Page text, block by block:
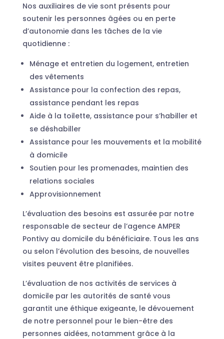
Nos auxiliaires de vie sont présents pour
soutenir les personnes âgées ou en perte
d’autonomie dans les tâches de la vie
quotidienne :
Ménage et entretien du logement, entretien
des vêtements
Assistance pour la confection des repas,
assistance pendant les repas
Aide à la toilette, assistance pour s’habiller et
se déshabiller
Assistance pour les mouvements et la mobilité
à domicile
Soutien pour les promenades, maintien des
relations sociales
Approvisionnement
L’évaluation des besoins est assurée par notre
responsable de secteur de l’agence AMPER
Pontivy au domicile du bénéficiaire. Tous les ans
ou selon l’évolution des besoins, de nouvelles
visites peuvent être planifiées.
L’évaluation de nos activités de services à
domicile par les autorités de santé vous
garantit une éthique exigeante, le dévouement
de notre personnel pour le bien-être des
personnes aidées, notamment grâce à la